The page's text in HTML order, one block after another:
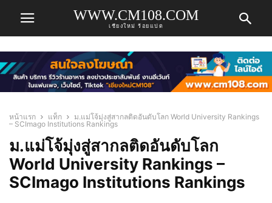
WWW.CM108.COM
เชียงใหม่ ร้อยแปด
หน้าแรก แท็ก
ม.แม่โจ้มุ่งสู่สากลติดอันดับโลก World University Rankings
– SCImago Institutions Rankings
ม.แม่โจ้มุ่งสู่สากลติดอันดับโลก
World University Rankings –
SCImago Institutions Rankings